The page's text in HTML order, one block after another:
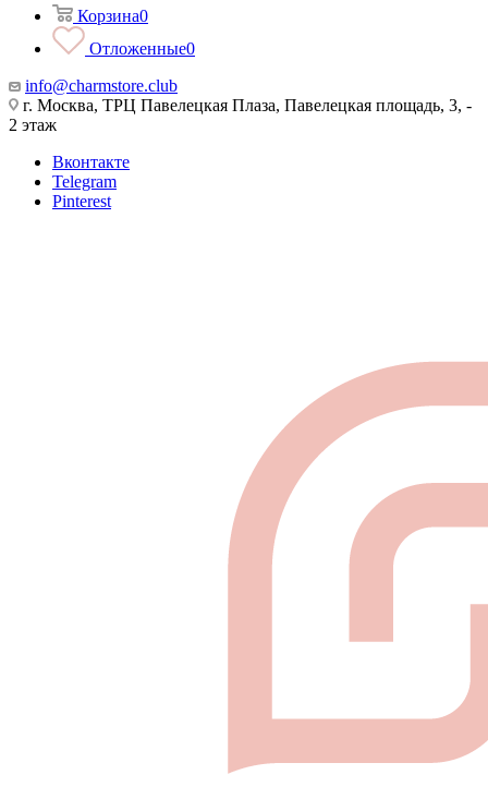
Корзина0
Отложенные0
info@charmstore.club
г. Москва, ТРЦ Павелецкая Плаза, Павелецкая площадь, 3, -
2 этаж
Вконтакте
Telegram
Pinterest